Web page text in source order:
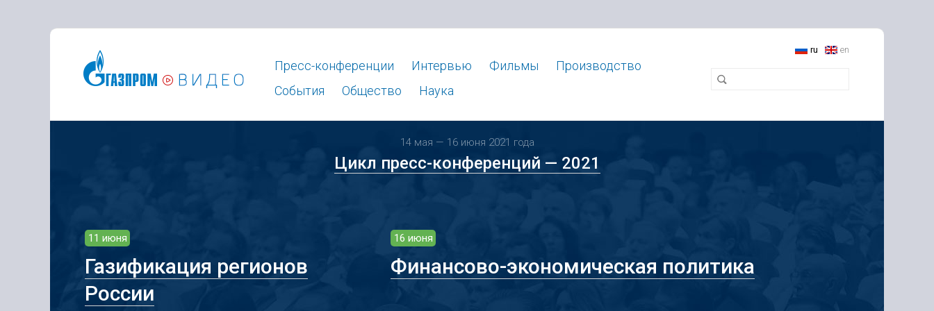
ru en
Пресс-конференции Интервью Фильмы
Производство
События
Общество Наука
14 мая — 16 июня 2021 года
Цикл пресс-конференций — 2021
11 июня
Газификация регионов
России
16 июня
Финансово-экономическая политика